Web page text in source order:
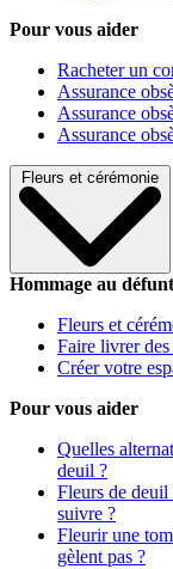
Pour vous aider
Racheter un
Assurance
Assurance
Assurance
Fleurs et cérémonie
Hommage au défunt
Fleurs et
Faire livrer
Créer votre
Pour vous aider
Quelles
deuil ?
Fleurs de deuil
suivre ?
Fleurir une
gèlent pas ?